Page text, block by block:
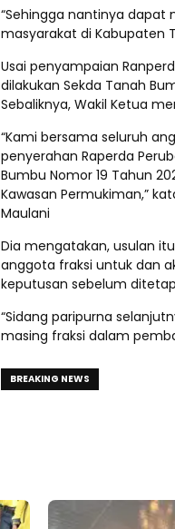
“Sehingga nantinya
masyarakat di Kabupaten
Usai penyampaian
dilakukan Sekda Tanah
Sebaliknya, Wakil Ketua
“Kami bersama seluruh
penyerahan Raperda
Bumbu Nomor 19 Tahun
Kawasan Permukiman,”
Maulani
Dia mengatakan, usulan
anggota fraksi untuk dan
keputusan sebelum
“Sidang paripurna
masing fraksi dalam
BREAKING NEWS